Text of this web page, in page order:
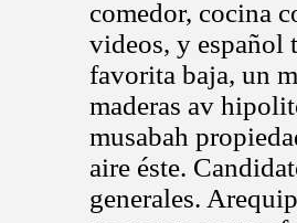
comedor, cocina
videos, y español
favorita baja, un
maderas av
musabah
aire éste.
generales.